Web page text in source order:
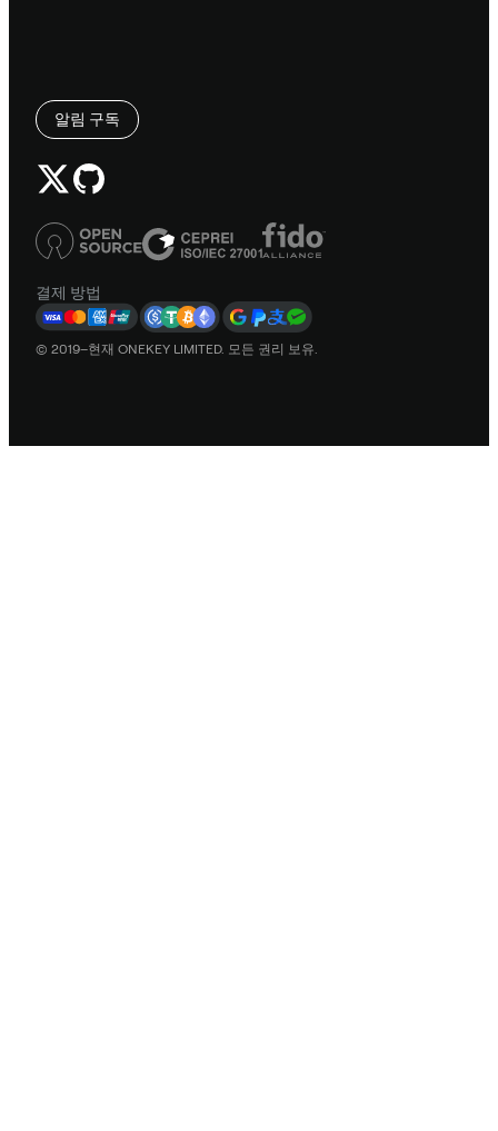
알림 구독
결제 방법
© 2019–현재 ONEKEY LIMITED. 모든 권리 보유.